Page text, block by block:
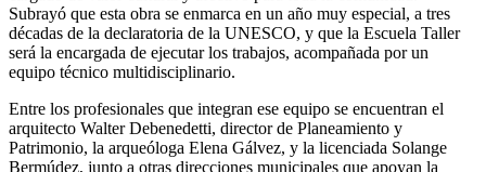
Subrayó que esta obra se enmarca en un año muy especial, a tres
décadas de la declaratoria de la UNESCO, y que la Escuela Taller
será la encargada de ejecutar los trabajos, acompañada por un
equipo técnico multidisciplinario.
Entre los profesionales que integran ese equipo se encuentran el
arquitecto Walter Debenedetti, director de Planeamiento y
Patrimonio, la arqueóloga Elena Gálvez, y la licenciada Solange
Bermúdez, junto a otras direcciones municipales que apoyan la